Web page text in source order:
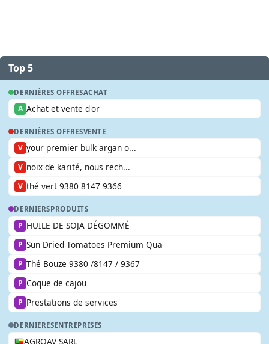
Top 5
DERNIÈRES OFFRESACHAT
A Achat et vente d'or
DERNIÈRES OFFRESVENTE
V your premier bulk argan o...
V noix de karité, nous rech...
V thé vert 9380 8147 9366
DERNIERSPRODUITS
P HUILE DE SOJA DÉGOMMÉ
P Sun Dried Tomatoes Premium Qua
P Thé Bouze 9380 /8147 / 9367
P Coque de cajou
P Prestations de services
DERNIERESENTREPRISES
AGROAV SARL